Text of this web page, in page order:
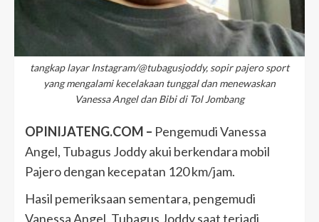
tangkap layar Instagram/@tubagusjoddy, sopir pajero sport
yang mengalami kecelakaan tunggal dan menewaskan
Vanessa Angel dan Bibi di Tol Jombang
OPINIJATENG.COM – Pengemudi Vanessa
Angel, Tubagus Joddy akui berkendara mobil
Pajero dengan kecepatan 120 km/jam.
Hasil pemeriksaan sementara, pengemudi
Vanessa Angel, Tubagus Joddy saat terjadi